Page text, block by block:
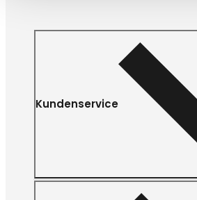
Kundenservice